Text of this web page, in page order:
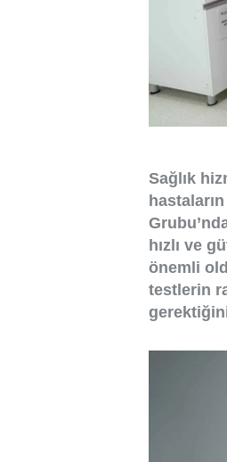
Sağlık
hızlı ve
önemli
testlerin